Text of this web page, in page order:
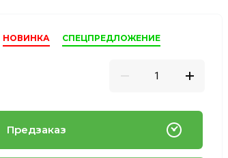
НОВИНКА СПЕЦПРЕДЛОЖЕНИЕ
Предзаказ